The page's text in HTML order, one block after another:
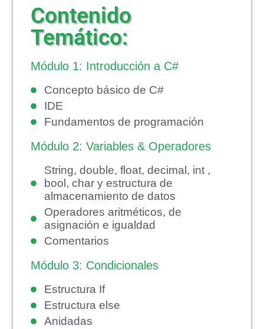
Contenido
Temático:
Módulo 1: Introducción a C#
Concepto básico de C#
IDE
Fundamentos de programación
Módulo 2: Variables & Operadores
String, double, float, decimal, int ,
bool, char y estructura de
almacenamiento de datos
Operadores aritméticos, de
asignación e igualdad
Comentarios
Módulo 3: Condicionales
Estructura If
Estructura else
Anidadas